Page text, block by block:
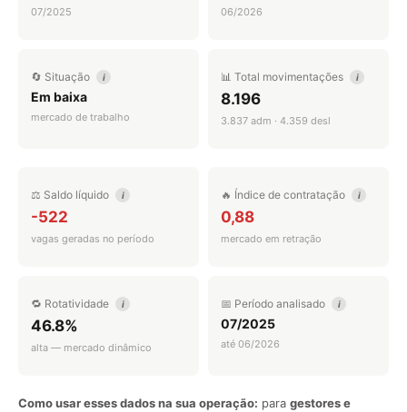
07/2025 06/2026
🔄 Situação i
Em baixa
mercado de trabalho
📊 Total movimentações i
8.196
3.837 adm · 4.359 desl
⚖️ Saldo líquido i
-522
vagas geradas no período
🔥 Índice de contratação i
0,88
mercado em retração
🔁 Rotatividade i
46.8%
alta — mercado dinâmico
📅 Período analisado i
07/2025
até 06/2026
Como usar esses dados na sua operação: para gestores e